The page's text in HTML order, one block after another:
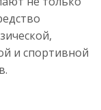
и спортивной